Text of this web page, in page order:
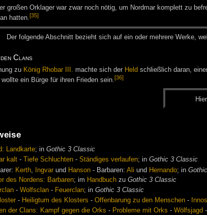
großen Orklager war zwar noch nötig, um Nordmar komplett zu
hatten.[35]
Der fol­gen­de Ab­schnitt be­zieht sich auf ein oder meh­re­re Wer­ke,
Clans
zu König Rhobar III. machte sich der Held schließlich daran,
ein Bürge für ihren Frieden sein.[36]
Landkarte; inGothic 3 Classic
kalt - Tiefe Schluchten -Ständiges verlaufen; inGothic 3 Classic
Kerth Ingvar und Hanson - Barbaren:Ali und Hernando; in
des Nordens: Barbaren; im Handbuch zuGothic 3 Classic
-Wolfsclan - Feuerclan; inGothic 3 Classic
- Heiligtum des Klosters -Offenbarung zu den Menschen -
der Clans: Kampf gegen die Orks - Probleme mit Orks -Wölfsjagd